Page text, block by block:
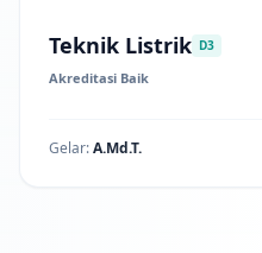
Teknik Listrik D3
Akreditasi Baik
Gelar:A.Md.T.